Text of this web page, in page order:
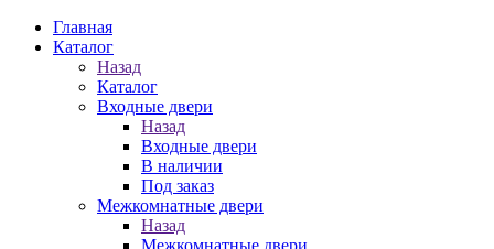
Главная
Каталог
Назад
Каталог
Входные двери
Назад
Входные двери
В наличии
Под заказ
Межкомнатные двери
Назад
Межкомнатные двери